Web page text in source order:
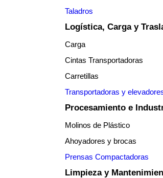
Taladros
Logística, Carga y
Carga
Cintas Transportadoras
Carretillas
Transportadoras y
Procesamiento e
Molinos de Plástico
Ahoyadores y brocas
Prensas Compactadoras
Limpieza y